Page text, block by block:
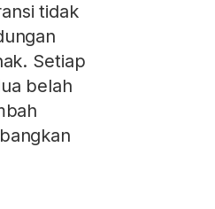
tidak
Setiap
belah